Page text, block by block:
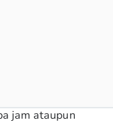
jam ataupun